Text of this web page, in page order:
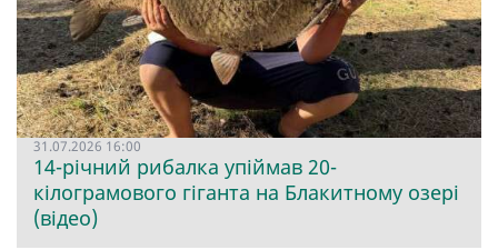
31.07.2026 16:00
14-річний рибалка упіймав 20-
кілограмового гіганта на Блакитному озері
(відео)